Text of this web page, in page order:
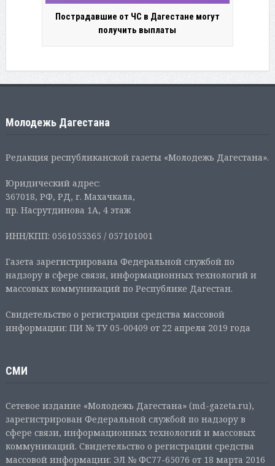
Пострадавшие от ЧС в Дагестане могут
получить выплаты
Молодежь Дагестана
Редакция республиканской газеты «Молодежь Дагестана».
Юридический адрес:
367018, РФ, РД, г. Махачкала,
пр. Насрутдинова 1А, 4 этаж
ИНН/КПП: 0561055365 / 057101001
Газета зарегистрирована Федеральной службой по
надзору в сфере связи, информационных технологий и
массовых коммуникаций по Республике Дагестан.
Свидетельство о регистрации средства массовой
информации: ПИ № ТУ 05-00409 от 22 апреля 2019 года
СМИ
Сетевое издание «Молодежь Дагестана» (md-gazeta.ru),
зарегистрирован Федеральной службой по надзору в
сфере связи, информационных технологий и массовых
коммуникаций. Свидетельство о регистрации средства
массовой информации: ЭЛ № ФС77-65076 от 18 марта 2016